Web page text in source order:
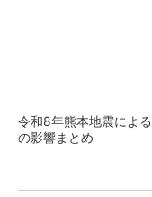
令和8年熊本地震によ
の影響まとめ